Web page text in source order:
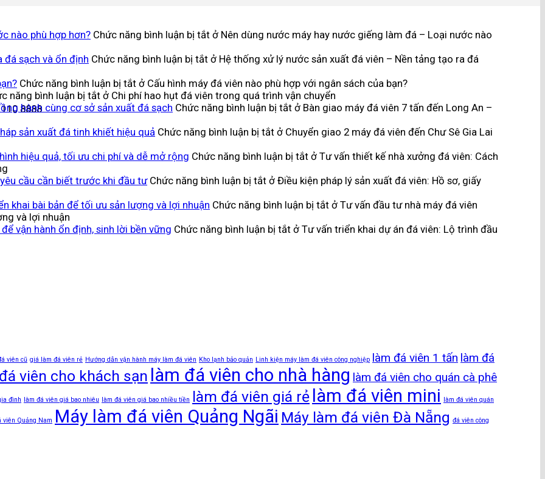
nào phù hợp hơn? Chức năng bình luận bị tắt ở Nên dùng nước máy hay nước giếng làm đá – Loại nước nào
đá sạch và ổn định Chức năng bình luận bị tắt ở Hệ thống xử lý nước sản xuất đá viên – Nền tảng tạo ra đá
Chức năng bình luận bị tắt ở Cấu hình máy đá viên nào phù hợp với ngân sách của bạn?
năng bình luận bị tắt ở Chi phí hao hụt đá viên trong quá trình vận chuyển
hành cùng cơ sở sản xuất đá sạch Chức năng bình luận bị tắt ở Bàn giao máy đá viên 7 tấn đến Long An –
sản xuất đá tinh khiết hiệu quả Chức năng bình luận bị tắt ở Chuyển giao 2 máy đá viên đến Chư Sê Gia Lai
hiệu quả, tối ưu chi phí và dễ mở rộng Chức năng bình luận bị tắt ở Tư vấn thiết kế nhà xưởng đá viên: Cách
cầu cần biết trước khi đầu tư Chức năng bình luận bị tắt ở Điều kiện pháp lý sản xuất đá viên: Hồ sơ, giấy
khai bài bản để tối ưu sản lượng và lợi nhuận Chức năng bình luận bị tắt ở Tư vấn đầu tư nhà máy đá viên
và lợi nhuận
vận hành ổn định, sinh lời bền vững Chức năng bình luận bị tắt ở Tư vấn triển khai dự án đá viên: Lộ trình đầu
viên cũ giá làm đá viên rẻ Hướng dẫn vận hành máy làm đá viên Kho lạnh bảo quản Linh kiện máy làm đá viên công nghiệp làm đá viên 1 tấn làm đá
viên cho khách sạn làm đá viên cho nhà hàng làm đá viên cho quán cà phê
đình làm đá viên giá bao nhiêu làm đá viên giá bao nhiều tiền làm đá viên giá rẻ làm đá viên mini làm đá viên quán
viên Quảng Nam Máy làm đá viên Quảng Ngãi Máy làm đá viên Đà Nẵng đá viên công